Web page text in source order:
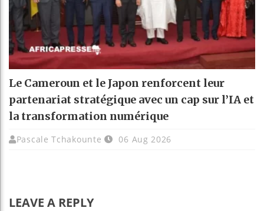
Le Cameroun et le Japon renforcent leur
partenariat stratégique avec un cap sur l’IA et
la transformation numérique
Pascale Tchakounte 06 Aug 2026
LEAVE A REPLY